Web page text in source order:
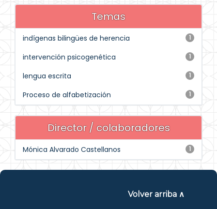
Temas
1
indígenas bilingües de herencia
1
intervención psicogenética
1
lengua escrita
1
Proceso de alfabetización
Director / colaboradores
1
Mónica Alvarado Castellanos
Volver arriba ∧